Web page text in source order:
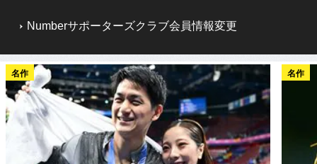
Numberサポーターズクラブ会員情報変更
名作 名作